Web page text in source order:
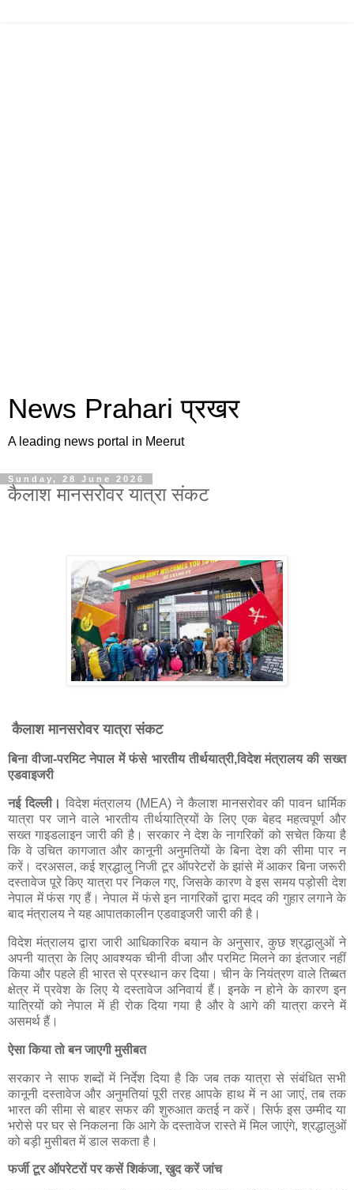
News Prahari प्रखर
A leading news portal in Meerut
Sunday, 28 June 2026
कैलाश मानसरोवर यात्रा संकट
कैलाश मानसरोवर यात्रा संकट
बिना वीजा-परमिट नेपाल में फंसे भारतीय तीर्थयात्री,विदेश मंत्रालय की सख्त
एडवाइजरी
नई दिल्ली। विदेश मंत्रालय (MEA) ने कैलाश मानसरोवर की पावन धार्मिक
यात्रा पर जाने वाले भारतीय तीर्थयात्रियों के लिए एक बेहद महत्वपूर्ण और
सख्त गाइडलाइन जारी की है। सरकार ने देश के नागरिकों को सचेत किया है
कि वे उचित कागजात और कानूनी अनुमतियों के बिना देश की सीमा पार न
करें। दरअसल, कई श्रद्धालु निजी टूर ऑपरेटरों के झांसे में आकर बिना जरूरी
दस्तावेज पूरे किए यात्रा पर निकल गए, जिसके कारण वे इस समय पड़ोसी देश
नेपाल में फंस गए हैं। नेपाल में फंसे इन नागरिकों द्वारा मदद की गुहार लगाने के
बाद मंत्रालय ने यह आपातकालीन एडवाइजरी जारी की है।
विदेश मंत्रालय द्वारा जारी आधिकारिक बयान के अनुसार, कुछ श्रद्धालुओं ने
अपनी यात्रा के लिए आवश्यक चीनी वीजा और परमिट मिलने का इंतजार नहीं
किया और पहले ही भारत से प्रस्थान कर दिया। चीन के नियंत्रण वाले तिब्बत
क्षेत्र में प्रवेश के लिए ये दस्तावेज अनिवार्य हैं। इनके न होने के कारण इन
यात्रियों को नेपाल में ही रोक दिया गया है और वे आगे की यात्रा करने में
असमर्थ हैं।
ऐसा किया तो बन जाएगी मुसीबत
सरकार ने साफ शब्दों में निर्देश दिया है कि जब तक यात्रा से संबंधित सभी
कानूनी दस्तावेज और अनुमतियां पूरी तरह आपके हाथ में न आ जाएं, तब तक
भारत की सीमा से बाहर सफर की शुरुआत कतई न करें। सिर्फ इस उम्मीद या
भरोसे पर घर से निकलना कि आगे के दस्तावेज रास्ते में मिल जाएंगे, श्रद्धालुओं
को बड़ी मुसीबत में डाल सकता है।
फर्जी टूर ऑपरेटरों पर कसें शिकंजा, खुद करें जांच